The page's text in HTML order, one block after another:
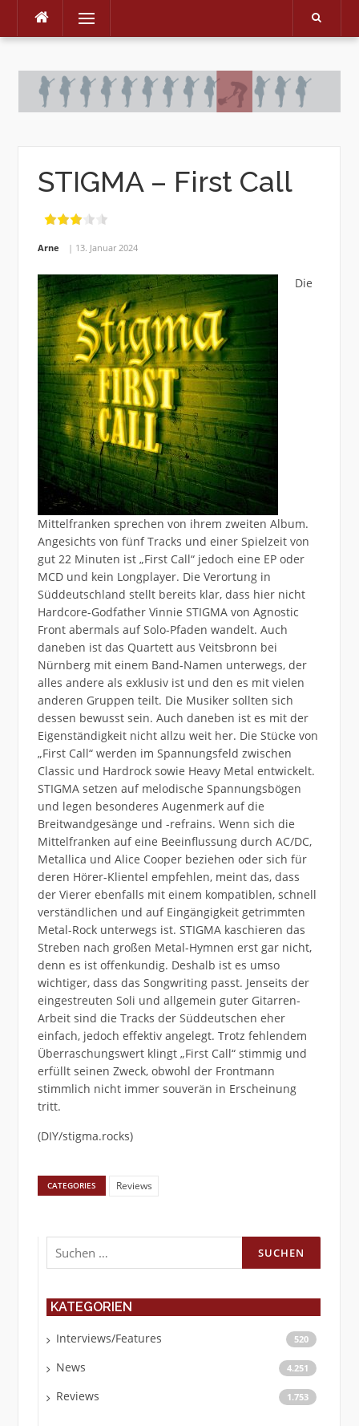
Skip
Menu
STIGMA – First Call
Arne 13. Januar 2024
Die
Mittelfranken sprechen von ihrem zweiten Album.
Angesichts von fünf Tracks und einer Spielzeit von
gut 22 Minuten ist „First Call“ jedoch eine EP oder
MCD und kein Longplayer. Die Verortung in
Süddeutschland stellt bereits klar, dass hier nicht
Hardcore-Godfather Vinnie STIGMA von Agnostic
Front abermals auf Solo-Pfaden wandelt. Auch
daneben ist das Quartett aus Veitsbronn bei
Nürnberg mit einem Band-Namen unterwegs, der
alles andere als exklusiv ist und den es mit vielen
anderen Gruppen teilt. Die Musiker sollten sich
dessen bewusst sein. Auch daneben ist es mit der
Eigenständigkeit nicht allzu weit her. Die Stücke von
„First Call“ werden im Spannungsfeld zwischen
Classic und Hardrock sowie Heavy Metal entwickelt.
STIGMA setzen auf melodische Spannungsbögen
und legen besonderes Augenmerk auf die
Breitwandgesänge und -refrains. Wenn sich die
Mittelfranken auf eine Beeinflussung durch AC/DC,
Metallica und Alice Cooper beziehen oder sich für
deren Hörer-Klientel empfehlen, meint das, dass
der Vierer ebenfalls mit einem kompatiblen, schnell
verständlichen und auf Eingängigkeit getrimmten
Metal-Rock unterwegs ist. STIGMA kaschieren das
Streben nach großen Metal-Hymnen erst gar nicht,
denn es ist offenkundig. Deshalb ist es umso
wichtiger, dass das Songwriting passt. Jenseits der
eingestreuten Soli und allgemein guter Gitarren-
Arbeit sind die Tracks der Süddeutschen eher
einfach, jedoch effektiv angelegt. Trotz fehlendem
Überraschungswert klingt „First Call“ stimmig und
erfüllt seinen Zweck, obwohl der Frontmann
stimmlich nicht immer souverän in Erscheinung
tritt.
(DIY/stigma.rocks)
CATEGORIES Reviews
Suchen
nach:
KATEGORIEN
Interviews/Features 520
News 4.251
Reviews 1.753